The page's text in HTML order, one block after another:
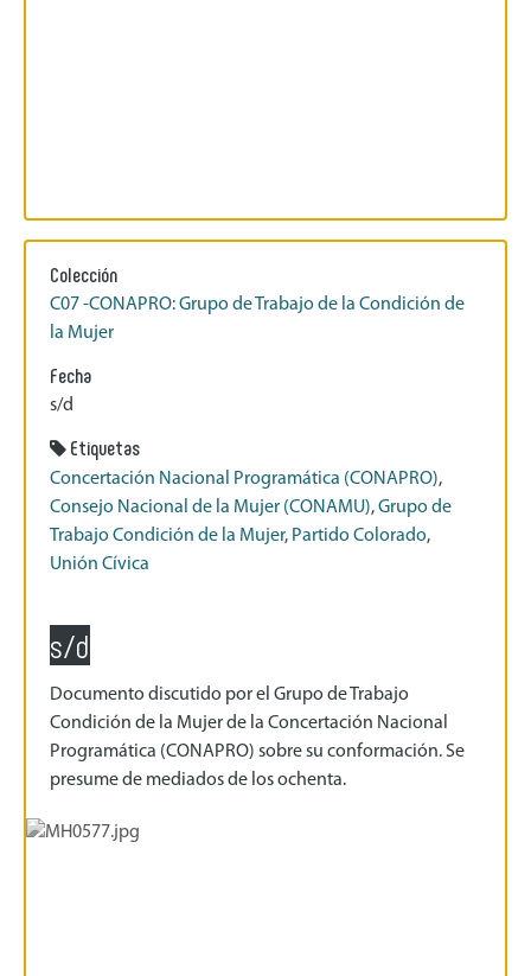
Colección
C07 -CONAPRO: Grupo de Trabajo de la Condición de
la Mujer
Fecha
s/d
Etiquetas
Concertación Nacional Programática (CONAPRO),
Consejo Nacional de la Mujer (CONAMU),Grupo de
Trabajo Condición de la Mujer, Partido Colorado,
Unión Cívica
s/d
Documento discutido por el Grupo de Trabajo
Condición de la Mujer de la Concertación Nacional
Programática (CONAPRO) sobre su conformación. Se
presume de mediados de los ochenta.